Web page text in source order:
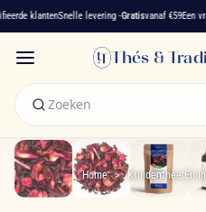
klantenSnelle levering -Gratisvanaf €59Een
Thés &
Home Kruidenthee En